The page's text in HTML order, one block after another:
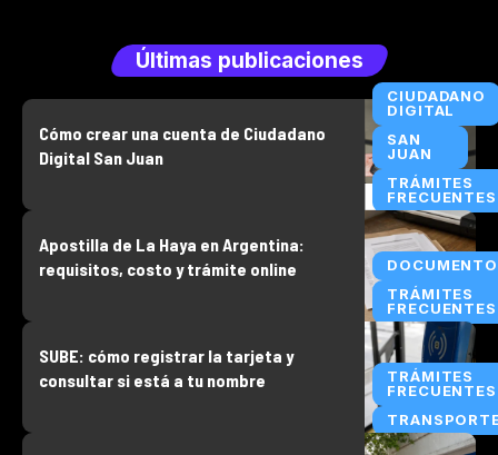
Últimas publicaciones
CIUDADANO
DIGITAL
SAN
JUAN
TRÁMITES
FRECUENTES
Cómo crear una cuenta de Ciudadano
Digital San Juan
TRÁMITES
FRECUENTES
Apostilla de La Haya en Argentina:
requisitos, costo y trámite online
TRÁMITES
FRECUENTES
SUBE: cómo registrar la tarjeta y
consultar si está a tu nombre